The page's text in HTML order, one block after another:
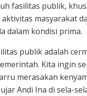
fasilitas publik,
masyarakat
dalam kondisi prima.
publik adalah
Kita ingin
merasakan
Andi Ina di sela-